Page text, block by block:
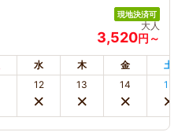
現地決済可
大人
3,520円～
水 木 金 土
12 13 14 15